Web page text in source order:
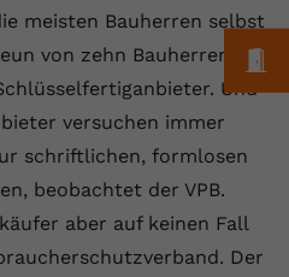
meisten Bauherren selbst
von zehn Bauherren
Und
versuchen immer
schriftlichen, formlosen
beobachtet der VPB.
aber auf keinen Fall
Der
wird verwendet, um die
von
zu ermöglichen.
Videos auf der Website